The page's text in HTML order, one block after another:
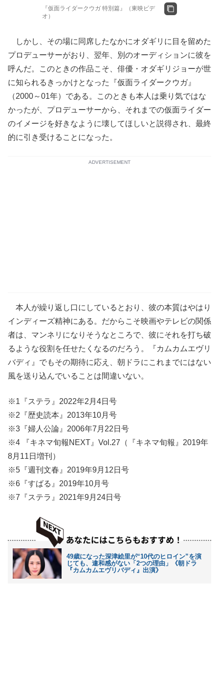
『仮面ライダークウガ 特別篇』（東映ビデ
オ）
しかし、その場に同席したなかにオダギリに目を留めた
プロデューサーがおり、翌年、別のオーディションに彼を
呼んだ。このときの作品こそ、俳優・オダギリジョーが世
に知られるきっかけとなった『仮面ライダークウガ』
（2000～01年）である。このときも本人は乗り気ではな
かったが、プロデューサーから、それまでの仮面ライダー
のイメージを好きなように壊してほしいと説得され、最終
的に引き受けることになった。
ADVERTISEMENT
本人が繰り返し口にしているとおり、彼の本質はやはり
インディーズ精神にある。だからこそ映画やテレビの関係
者は、マンネリになりそうなところで、彼にそれを打ち破
るような役割を任せたくなるのだろう。『カムカムエヴリ
バディ』でもその期待に応え、朝ドラにこれまでにはない
風を送り込んでいることは間違いない。
※1『ステラ』2022年2月4日号
※2『歴史読本』2013年10月号
※3『婦人公論』2006年7月22日号
※4 『キネマ旬報NEXT』Vol.27（『キネマ旬報』2019年
8月11日増刊）
※5『週刊文春』2019年9月12日号
※6『すばる』2019年10月号
※7『ステラ』2021年9月24日号
49歳になった深津絵里が“10代のヒロイン”を演
じても、違和感がない「2つの理由」《朝ドラ
『カムカムエヴリバディ』出演》